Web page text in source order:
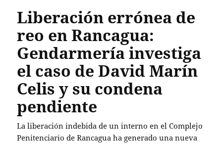
Liberación errónea de
reo en Rancagua:
Gendarmería investiga
el caso de David Marín
Celis y su condena
pendiente
La liberación indebida de un interno en el Complejo
Penitenciario de Rancagua ha generado una nueva